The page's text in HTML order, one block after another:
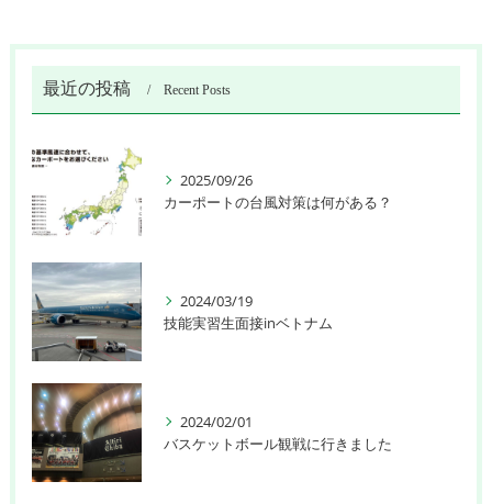
最近の投稿 Recent Posts
2025/09/26
カーポートの台風対策は何がある？
2024/03/19
技能実習生面接inベトナム
2024/02/01
バスケットボール観戦に行きました